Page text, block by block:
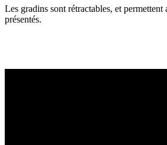
Les gradins sont rétractables, et
présentés.